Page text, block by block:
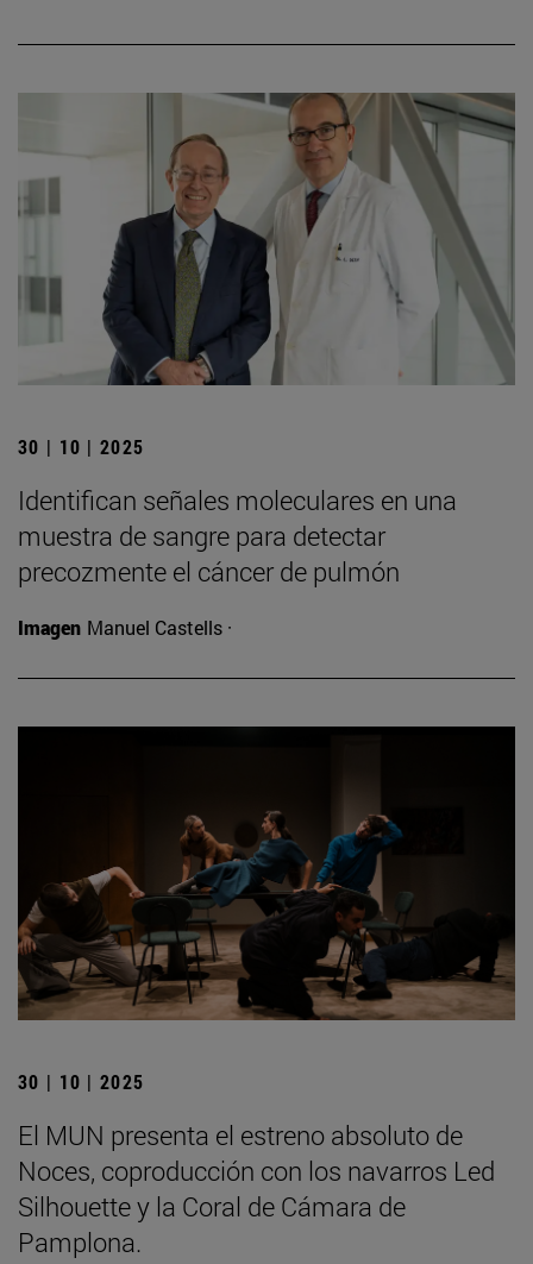
30 | 10 | 2025
Identifican señales moleculares en una
muestra de sangre para detectar
precozmente el cáncer de pulmón
Imagen Manuel Castells ·
30 | 10 | 2025
El MUN presenta el estreno absoluto de
Noces, coproducción con los navarros Led
Silhouette y la Coral de Cámara de
Pamplona.